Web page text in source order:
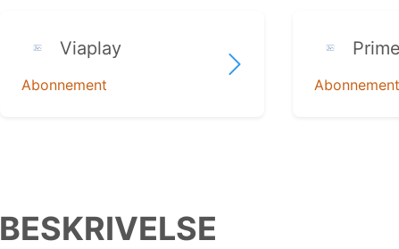
Viaplay
Abonnement Abonnement
BESKRIVELSE